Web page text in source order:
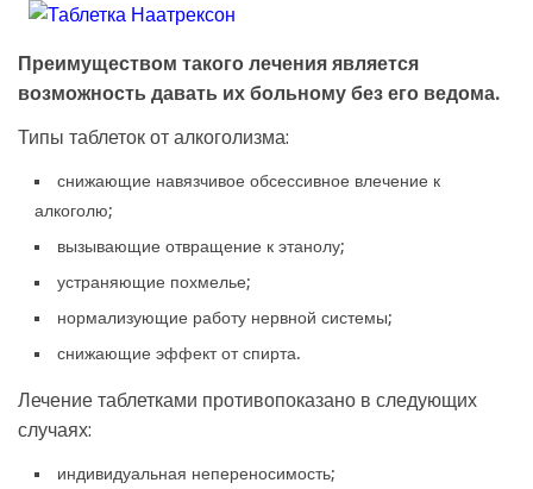
Преимуществом такого лечения является
возможность давать их больному без его ведома.
Типы таблеток от алкоголизма:
снижающие навязчивое обсессивное влечение к
алкоголю;
вызывающие отвращение к этанолу;
устраняющие похмелье;
нормализующие работу нервной системы;
снижающие эффект от спирта.
Лечение таблетками противопоказано в следующих
случаях:
индивидуальная непереносимость;